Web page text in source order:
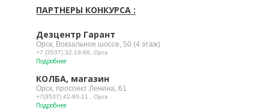
ПАРТНЕРЫ КОНКУРСА :
Дезцентр Гарант
Орск, Вокзальное шоссе, 50 (4 этаж)
+7 (3537) 32-19-86, Орск
Подробнее
КОЛБА, магазин
Орск, проспект Ленина, 61
+7(3537) 42-80-11 , Орск
Подробнее